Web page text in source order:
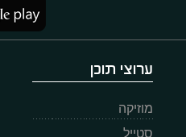
ערוצי תוכן
מוזיקה
סטייל